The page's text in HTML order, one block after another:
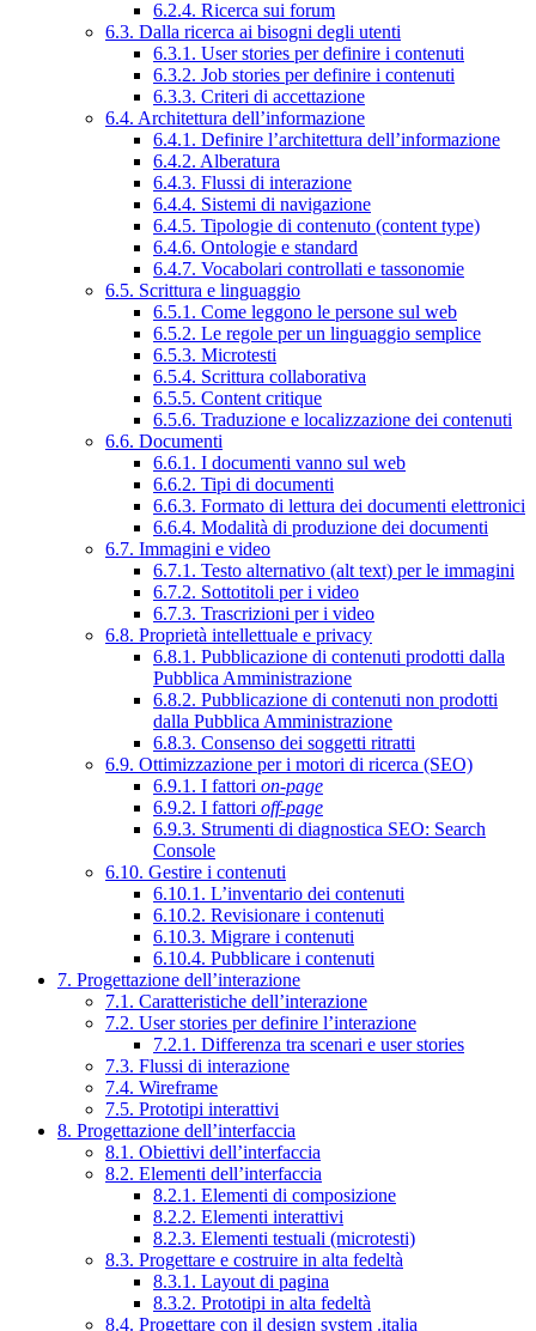
6.2.4. Ricerca sui forum
6.3. Dalla ricerca ai bisogni degli utenti
6.3.1. User stories per definire i contenuti
6.3.2. Job stories per definire i contenuti
6.3.3. Criteri di accettazione
6.4. Architettura dell’informazione
6.4.1. Definire l’architettura dell’informazione
6.4.2. Alberatura
6.4.3. Flussi di interazione
6.4.4. Sistemi di navigazione
6.4.5. Tipologie di contenuto (content type)
6.4.6. Ontologie e standard
6.4.7. Vocabolari controllati e tassonomie
6.5. Scrittura e linguaggio
6.5.1. Come leggono le persone sul web
6.5.2. Le regole per un linguaggio semplice
6.5.3. Microtesti
6.5.4. Scrittura collaborativa
6.5.5. Content critique
6.5.6. Traduzione e localizzazione dei contenuti
6.6. Documenti
6.6.1. I documenti vanno sul web
6.6.2. Tipi di documenti
6.6.3. Formato di lettura dei documenti elettronici
6.6.4. Modalità di produzione dei documenti
6.7. Immagini e video
6.7.1. Testo alternativo (alt text) per le immagini
6.7.2. Sottotitoli per i video
6.7.3. Trascrizioni per i video
6.8. Proprietà intellettuale e privacy
6.8.1. Pubblicazione di contenuti prodotti dalla
Pubblica Amministrazione
6.8.2. Pubblicazione di contenuti non prodotti
dalla Pubblica Amministrazione
6.8.3. Consenso dei soggetti ritratti
6.9. Ottimizzazione per i motori di ricerca (SEO)
6.9.1. I fattori on-page
6.9.2. I fattori off-page
6.9.3. Strumenti di diagnostica SEO: Search
Console
6.10. Gestire i contenuti
6.10.1. L’inventario dei contenuti
6.10.2. Revisionare i contenuti
6.10.3. Migrare i contenuti
6.10.4. Pubblicare i contenuti
7. Progettazione dell’interazione
7.1. Caratteristiche dell’interazione
7.2. User stories per definire l’interazione
7.2.1. Differenza tra scenari e user stories
7.3. Flussi di interazione
7.4. Wireframe
7.5. Prototipi interattivi
8. Progettazione dell’interfaccia
8.1. Obiettivi dell’interfaccia
8.2. Elementi dell’interfaccia
8.2.1. Elementi di composizione
8.2.2. Elementi interattivi
8.2.3. Elementi testuali (microtesti)
8.3. Progettare e costruire in alta fedeltà
8.3.1. Layout di pagina
8.3.2. Prototipi in alta fedeltà
8.4. Progettare con il design system .italia